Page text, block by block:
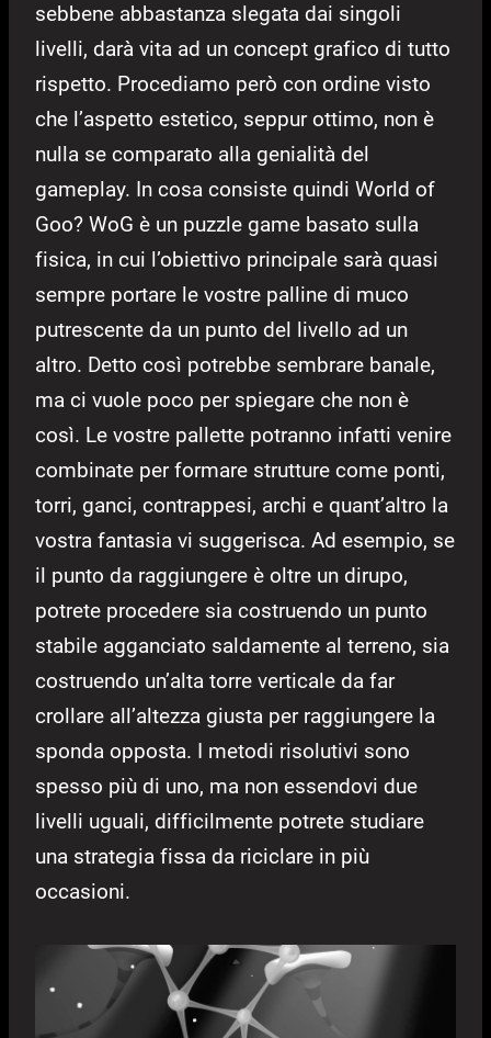
sebbene abbastanza slegata dai singoli
livelli, darà vita ad un concept grafico di tutto
rispetto. Procediamo però con ordine visto
che l’aspetto estetico, seppur ottimo, non è
nulla se comparato alla genialità del
gameplay. In cosa consiste quindi World of
Goo? WoG è un puzzle game basato sulla
fisica, in cui l’obiettivo principale sarà quasi
sempre portare le vostre palline di muco
putrescente da un punto del livello ad un
altro. Detto così potrebbe sembrare banale,
ma ci vuole poco per spiegare che non è
così. Le vostre pallette potranno infatti venire
combinate per formare strutture come ponti,
torri, ganci, contrappesi, archi e quant’altro la
vostra fantasia vi suggerisca. Ad esempio, se
il punto da raggiungere è oltre un dirupo,
potrete procedere sia costruendo un punto
stabile agganciato saldamente al terreno, sia
costruendo un’alta torre verticale da far
crollare all’altezza giusta per raggiungere la
sponda opposta. I metodi risolutivi sono
spesso più di uno, ma non essendovi due
livelli uguali, difficilmente potrete studiare
una strategia fissa da riciclare in più
occasioni.